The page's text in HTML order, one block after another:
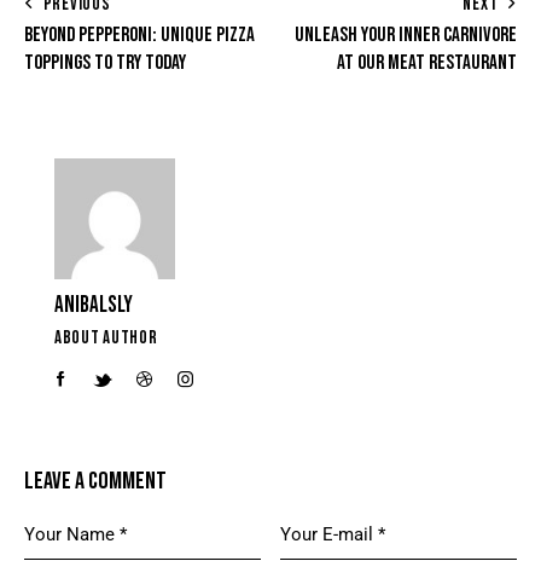
BEYOND PEPPERONI: UNIQUE PIZZA
TOPPINGS TO TRY TODAY
UNLEASH YOUR INNER CARNIVORE
AT OUR MEAT RESTAURANT
ANIBALSLY
ABOUT AUTHOR
LEAVE A COMMENT